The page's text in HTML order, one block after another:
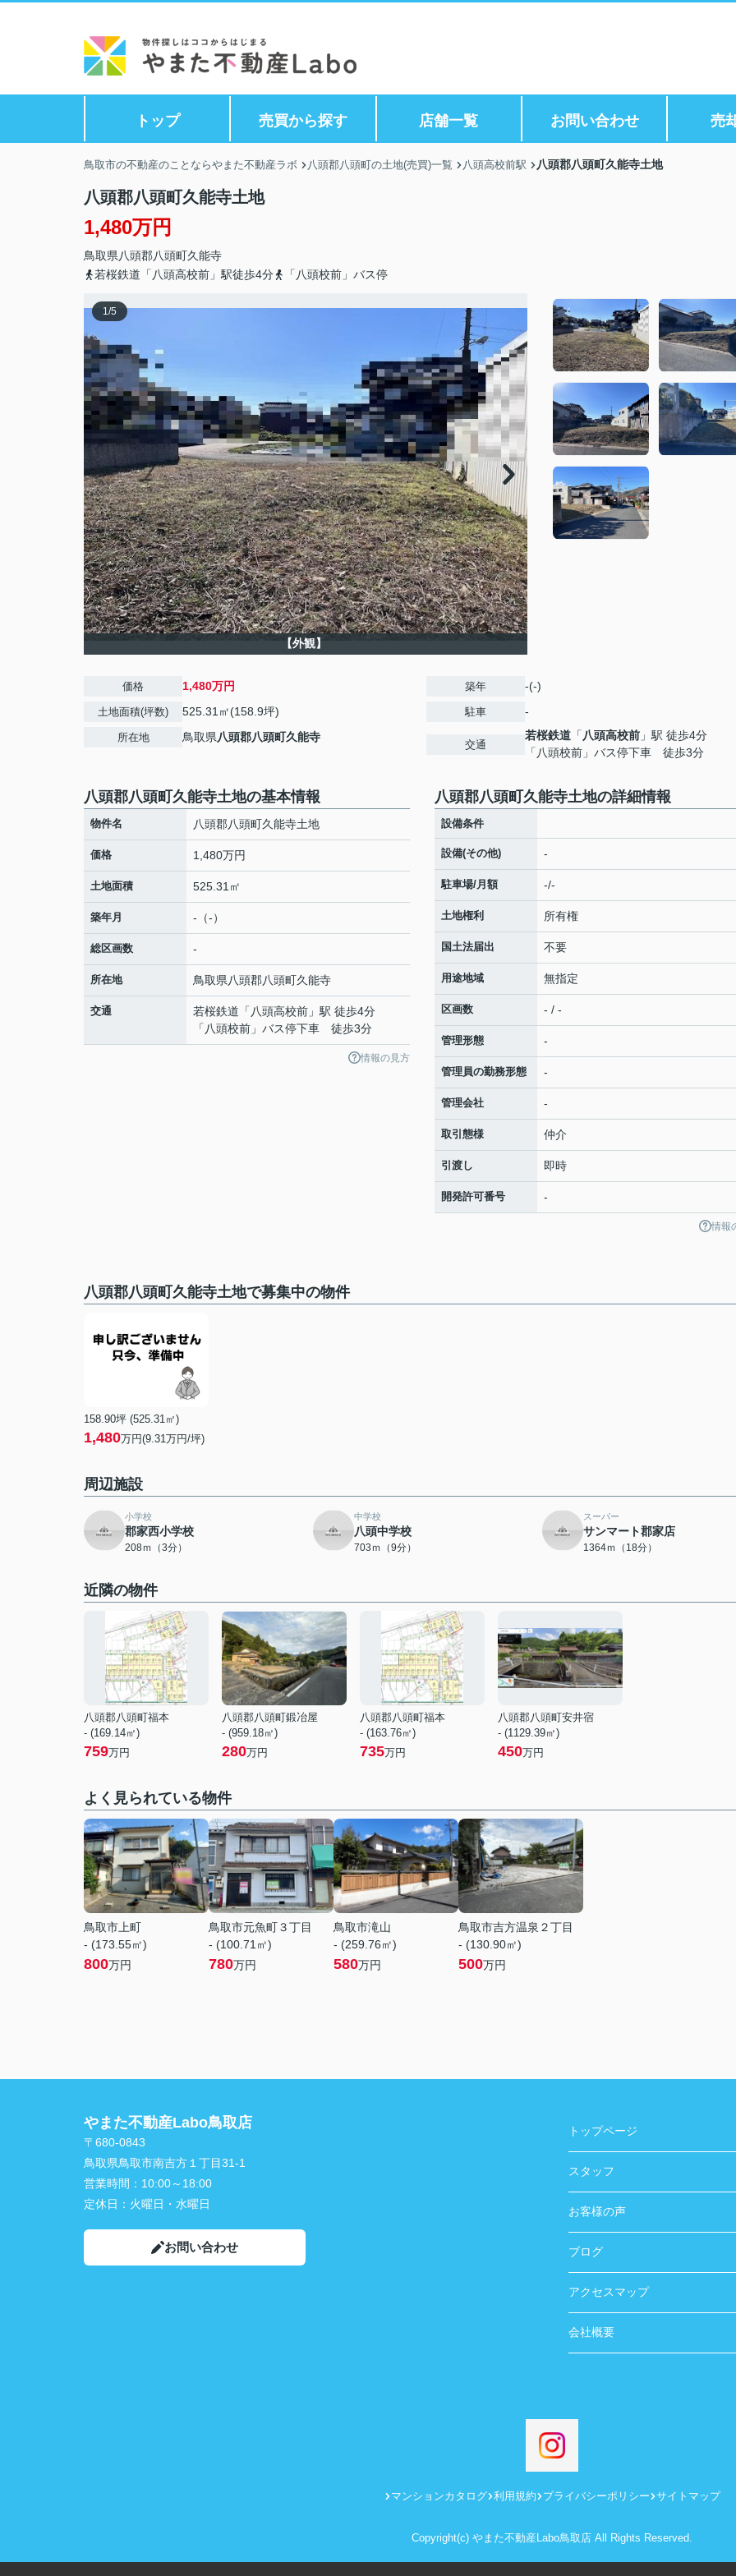
トップ 売買から探す 店舗一覧 お問い合わせ 売
鳥取市の不動産のことならやまた不動産ラボ 八頭郡八頭町の土地(売買)一覧 八頭高校前駅 八頭郡八頭町久能寺土地
八頭郡八頭町久能寺土地
1,480万円
鳥取県八頭郡八頭町久能寺
若桜鉄道「八頭高校前」駅徒歩4分
「八頭校前」バス停
1/5
【外観】
価格 1,480万円
土地面積(坪数) 525.31㎡(158.9坪)
所在地 鳥取県八頭郡八頭町久能寺
築年 -(-)
駐車 -
交通
若桜鉄道 「 八頭高校前 」駅 徒歩4分
「八頭校前」バス停下車 徒歩3分
八頭郡八頭町久能寺土地の基本情報
物件名 八頭郡八頭町久能寺土地
価格 1,480万円
土地面積 525.31㎡
築年月 -（-）
総区画数 -
所在地 鳥取県八頭郡八頭町久能寺
交通 若桜鉄道 「 八頭高校前 」駅 徒歩4分
「八頭校前」バス停下車 徒歩3分
情報の見方
八頭郡八頭町久能寺土地の詳細情報
設備条件
設備(その他) -
駐車場/月額 -/-
土地権利 所有権
国土法届出 不要
用途地域 無指定
区画数 - / -
管理形態 -
管理員の勤務形態 -
管理会社 -
取引態様 仲介
引渡し 即時
開発許可番号 -
情報
八頭郡八頭町久能寺土地で募集中の物件
158.90坪 (525.31㎡)
1,480万円(9.31万円/坪)
周辺施設
小学校
郡家西小学校
208ｍ（3分）
中学校
八頭中学校
703ｍ（9分）
スーパー
サンマート郡家店
1364ｍ（18分）
近隣の物件
八頭郡八頭町福本
- (169.14㎡)
759万円
八頭郡八頭町鍛冶屋
- (959.18㎡)
280万円
八頭郡八頭町福本
- (163.76㎡)
735万円
八頭郡八頭町安井宿
- (1129.39㎡)
450万円
よく見られている物件
鳥取市上町
- (173.55㎡)
800万円
鳥取市元魚町３丁目
- (100.71㎡)
780万円
鳥取市滝山
- (259.76㎡)
580万円
鳥取市吉方温泉２丁目
- (130.90㎡)
500万円
やまた不動産Labo鳥取店
〒680-0843
鳥取県鳥取市南吉方１丁目31-1
営業時間： 10:00～18:00
定休日： 火曜日・水曜日
お問い合わせ
トップページ
スタッフ
お客様の声
ブログ
アクセスマップ
会社概要
マンションカタログ 利用規約 プライバシーポリシー サイトマップ
Copyright(c) やまた不動産Labo鳥取店 All Rights Reserved.